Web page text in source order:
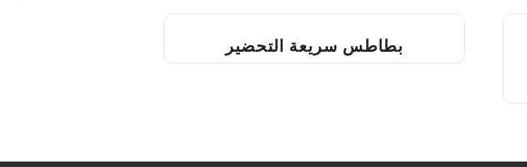
بطاطس سريعة التحضير